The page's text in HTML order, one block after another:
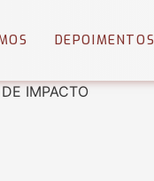
DEPOIMENTOS
IMPACTO